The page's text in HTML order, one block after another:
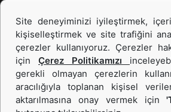
İş Makinası ve Güç
Site deneyiminizi iyileştirmek,
kişiselleştirmek ve site trafiğini
çerezler kullanıyoruz. Çerezler
için Çerez Politikamızı
gerekli olmayan çerezlerin
aracılığıyla toplanan kişisel
aktarılmasına onay vermek için